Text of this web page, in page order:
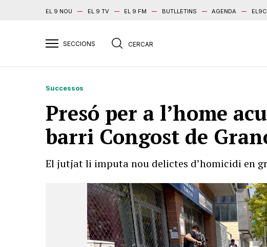
EL 9 NOU EL 9 TV EL 9 FM BUTLLETINS AGENDA
Successos
Presó per a l’home
barri Congost de
El jutjat li imputa nou delictes d’homicidi en